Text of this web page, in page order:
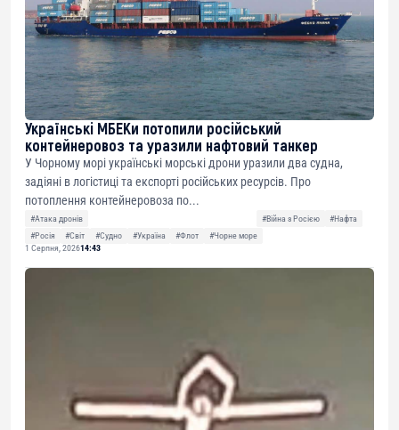
Українські МБЕКи потопили російський
контейнеровоз та уразили нафтовий танкер
У Чорному морі українські морські дрони уразили два судна,
задіяні в логістиці та експорті російських ресурсів. Про
потоплення контейнеровоза по...
#Атака дронів #Війна з Росією
#Нафта
#Росія
#Світ #Судно #Україна #Флот
#Чорне море
1 Серпня, 202614:43